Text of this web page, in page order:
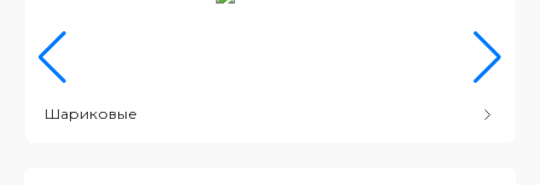
Шариковые